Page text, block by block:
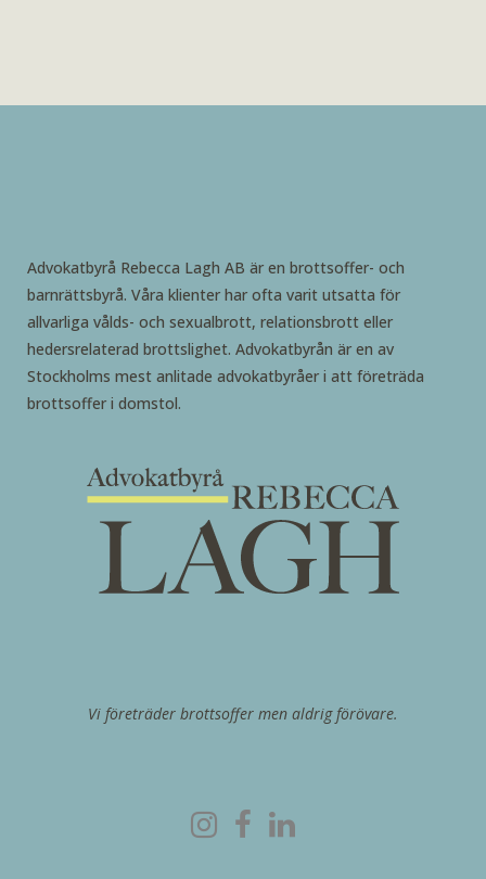
Advokatbyrå Rebecca Lagh AB är en brottsoffer- och
barnrättsbyrå. Våra klienter har ofta varit utsatta för
allvarliga vålds- och sexualbrott, relationsbrott eller
hedersrelaterad brottslighet. Advokatbyrån är en av
Stockholms mest anlitade advokatbyråer i att företräda
brottsoffer i domstol.
Vi företräder brottsoffer men aldrig förövare.